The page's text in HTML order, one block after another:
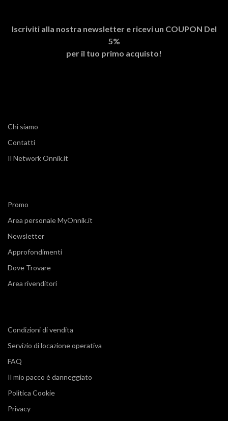
Iscriviti alla nostra newsletter e ricevi un COUPON Del
5%
per il tuo primo acquisto!
Chi siamo
Contatti
Il Network Onnik.it
Promo
Area personale MyOnnik.it
Newsletter
Approfondimenti
Dove Trovare
Area rivenditori
Condizioni di vendita
Servizio di locazione operativa
FAQ
Il mio pacco è danneggiato
Politica Cookie
Privacy